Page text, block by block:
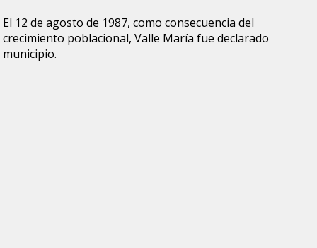
El 12 de agosto de 1987, como consecuencia del
crecimiento poblacional, Valle María fue declarado
municipio.